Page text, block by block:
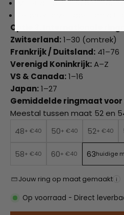
Meet de binnendiameter
Optie 3. Internationale
Zwitserland:1–30 (omtrek)
Frankrijk / Duitsland: 41–76
Verenigd Koninkrijk:A–Z
VS & Canada:1–16
Japan:1–27
Gemiddelde ringmaat
Meestal tussen maat 52 en
48+ €40 50+ €40 52+ €40
58+ €40 60+ €40 63huidige
Jouw ring op maat gemaakt i
Op voorraad - Direct